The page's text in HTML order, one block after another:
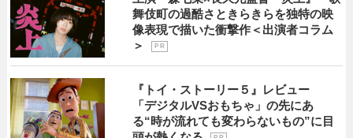
舞伎町の過酷さときらきらを独特の映
像表現で描いた衝撃作＜出演者コラム
＞
P R
『トイ・ストーリー５』レビュー
「デジタルVSおもちゃ」の先にあ
る“時が流れても変わらないもの”に目